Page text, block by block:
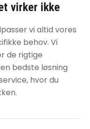
virker ikke
vi altid vores
behov. Vi
de rigtige
bedste løsning
hvor du